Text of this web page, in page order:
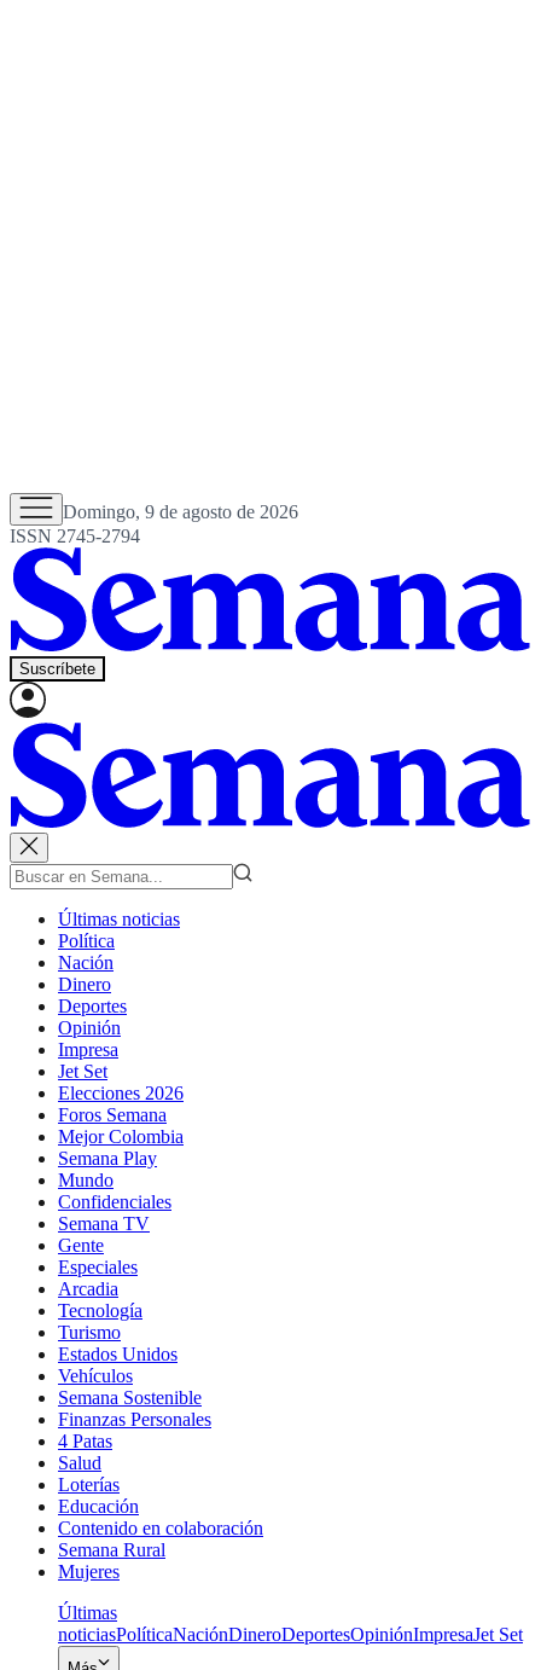
Domingo, 9 de agosto de 2026
ISSN 2745-2794
Suscríbete
Últimas noticias
Política
Nación
Dinero
Deportes
Opinión
Impresa
Jet Set
Elecciones 2026
Foros Semana
Mejor Colombia
Semana Play
Mundo
Confidenciales
Semana TV
Gente
Especiales
Arcadia
Tecnología
Turismo
Estados Unidos
Vehículos
Semana Sostenible
Finanzas Personales
4 Patas
Salud
Loterías
Educación
Contenido en colaboración
Semana Rural
Mujeres
Últimas
noticiasPolíticaNaciónDineroDeportesOpiniónImpresaJet Set